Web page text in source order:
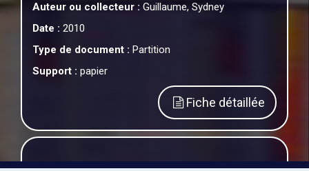
Auteur ou collecteur : Guillaume, Sydney
Date : 2010
Type de document : Partition
Support : papier
Fiche détaillée